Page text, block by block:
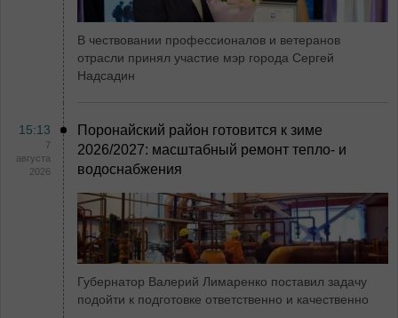
В чествовании профессионалов и ветеранов
отрасли принял участие мэр города Сергей
Надсадин
15:13
7
августа
2026
Поронайский район готовится к зиме
2026/2027: масштабный ремонт тепло- и
водоснабжения
Губернатор Валерий Лимаренко поставил задачу
подойти к подготовке ответственно и качественно